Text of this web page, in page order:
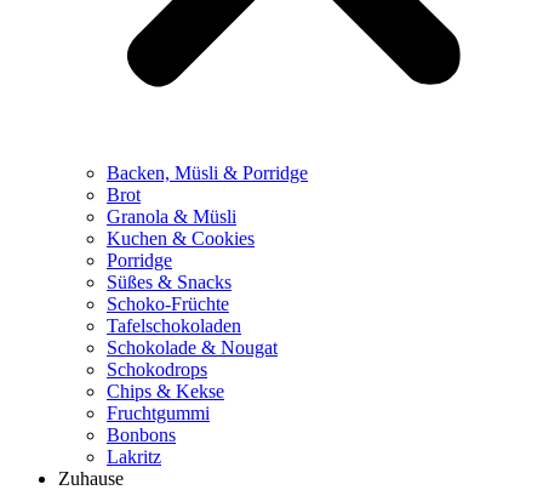
Backen, Müsli & Porridge
Brot
Granola & Müsli
Kuchen & Cookies
Porridge
Süßes & Snacks
Schoko-Früchte
Tafelschokoladen
Schokolade & Nougat
Schokodrops
Chips & Kekse
Fruchtgummi
Bonbons
Lakritz
Zuhause